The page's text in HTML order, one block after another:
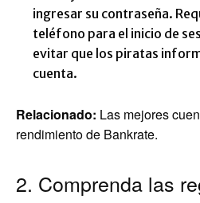
ingresar su contraseña.
teléfono para el inicio de
evitar que los piratas
cuenta.
Relacionado: Las mejores
rendimiento de Bankrate.
2. Comprenda las